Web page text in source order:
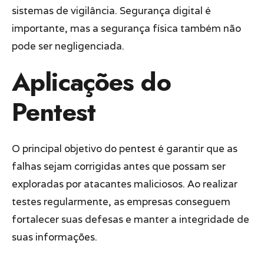
sistemas de vigilância. Segurança digital é
importante, mas a segurança física também não
pode ser negligenciada.
Aplicações do
Pentest
O principal objetivo do pentest é garantir que as
falhas sejam corrigidas antes que possam ser
exploradas por atacantes maliciosos. Ao realizar
testes regularmente, as empresas conseguem
fortalecer suas defesas e manter a integridade de
suas informações.